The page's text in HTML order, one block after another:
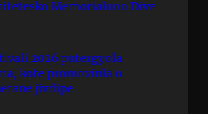
Memorialuno Dive
2026 putergyola
kote promovinla o
jivdipe